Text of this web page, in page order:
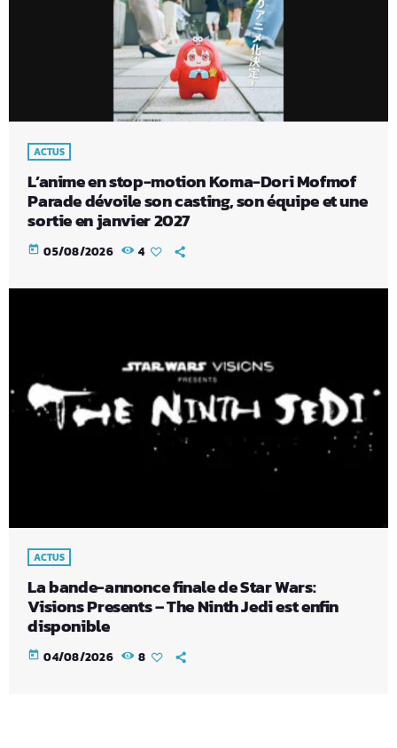
ACTUS
L’anime en stop-motion Koma-Dori Mofmof
Parade dévoile son casting, son équipe et une
sortie en janvier 2027
today 05/08/2026 4
ACTUS
La bande-annonce finale de Star Wars:
Visions Presents – The Ninth Jedi est enfin
disponible
today 04/08/2026 8